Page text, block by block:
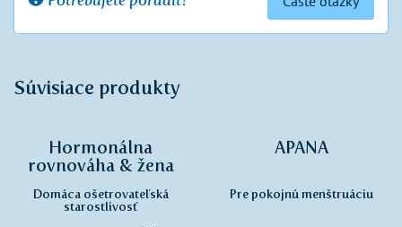
Súvisiace produkty
Hormonálna
rovnováha & žena
Domáca ošetrovateľská
starostlivosť
APANA
Pre pokojnú menštruáciu